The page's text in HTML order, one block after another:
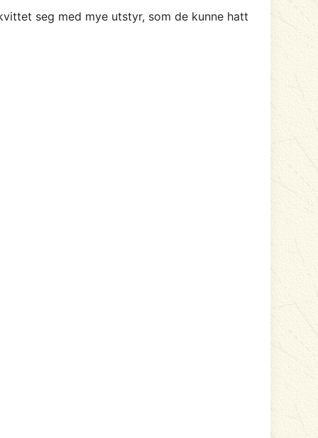
seg med mye utstyr, som de kunne hatt